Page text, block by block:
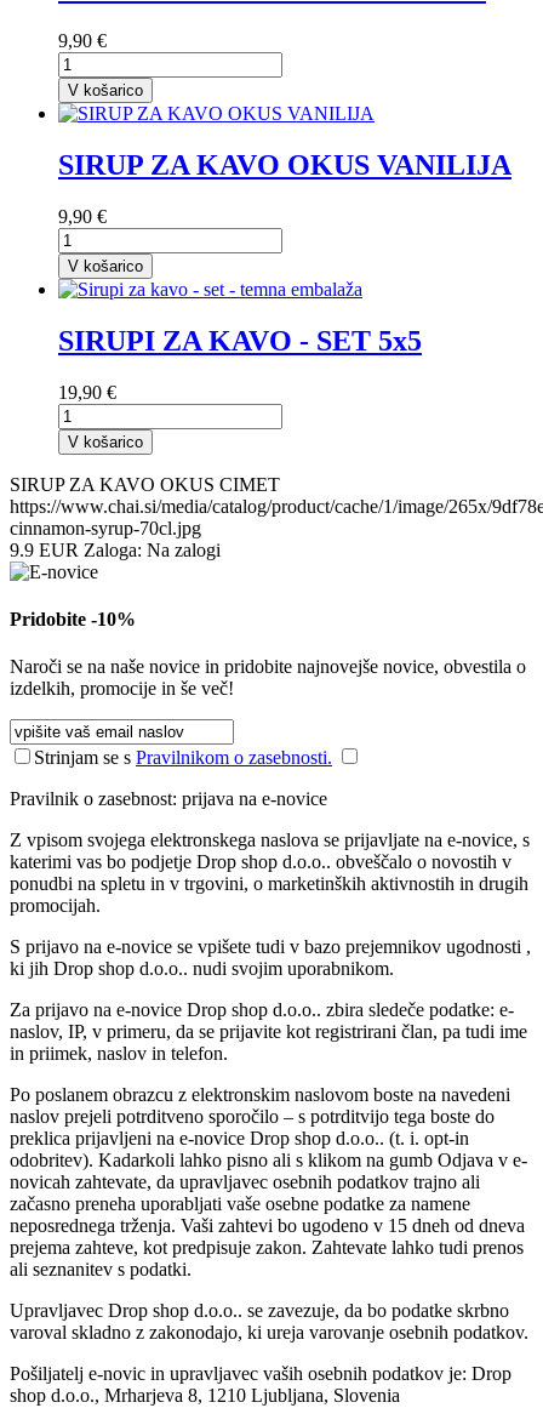
9,90 €
V košarico
SIRUP ZA KAVO OKUS VANILIJA
9,90 €
V košarico
SIRUPI ZA KAVO - SET 5x5
19,90 €
V košarico
SIRUP ZA KAVO OKUS CIMET
https://www.chai.si/media/catalog/product/cache/1/image/265x/
cinnamon-syrup-70cl.jpg
9.9 EUR Zaloga: Na zalogi
Pridobite -10%
Naroči se na naše novice in pridobite najnovejše novice, obvestila o
izdelkih, promocije in še več!
Strinjam se s Pravilnikom o zasebnosti.
Pravilnik o zasebnost: prijava na e-novice
Z vpisom svojega elektronskega naslova se prijavljate na e-novice, s
katerimi vas bo podjetje Drop shop d.o.o.. obveščalo o novostih v
ponudbi na spletu in v trgovini, o marketinških aktivnostih in drugih
promocijah.
S prijavo na e-novice se vpišete tudi v bazo prejemnikov ugodnosti ,
ki jih Drop shop d.o.o.. nudi svojim uporabnikom.
Za prijavo na e-novice Drop shop d.o.o.. zbira sledeče podatke: e-
naslov, IP, v primeru, da se prijavite kot registrirani član, pa tudi ime
in priimek, naslov in telefon.
Po poslanem obrazcu z elektronskim naslovom boste na navedeni
naslov prejeli potrditveno sporočilo – s potrditvijo tega boste do
preklica prijavljeni na e-novice Drop shop d.o.o.. (t. i. opt-in
odobritev). Kadarkoli lahko pisno ali s klikom na gumb Odjava v e-
novicah zahtevate, da upravljavec osebnih podatkov trajno ali
začasno preneha uporabljati vaše osebne podatke za namene
neposrednega trženja. Vaši zahtevi bo ugodeno v 15 dneh od dneva
prejema zahteve, kot predpisuje zakon. Zahtevate lahko tudi prenos
ali seznanitev s podatki.
Upravljavec Drop shop d.o.o.. se zavezuje, da bo podatke skrbno
varoval skladno z zakonodajo, ki ureja varovanje osebnih podatkov.
Pošiljatelj e-novic in upravljavec vaših osebnih podatkov je: Drop
shop d.o.o., Mrharjeva 8, 1210 Ljubljana, Slovenia